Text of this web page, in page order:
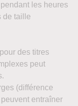
les heures
de taille
des titres
peut
(différence
entraîner